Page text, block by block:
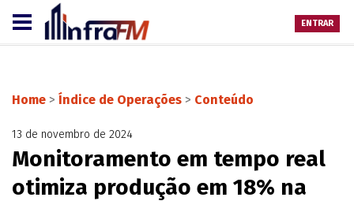
ENTRAR
Home > Índice de Operações > Conteúdo
13 de novembro de 2024
Monitoramento em tempo real
otimiza produção em 18% na